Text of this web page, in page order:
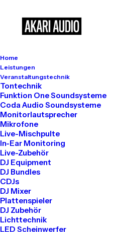
Home
Leistungen
Veranstaltungstechnik
Tontechnik
Funktion One Soundsysteme
Coda Audio Soundsysteme
Monitorlautsprecher
Mikrofone
Live-Mischpulte
In-Ear Monitoring
Live-Zubehör
DJ Equipment
DJ Bundles
CDJs
DJ Mixer
Plattenspieler
DJ Zubehör
Lichttechnik
LED Scheinwerfer